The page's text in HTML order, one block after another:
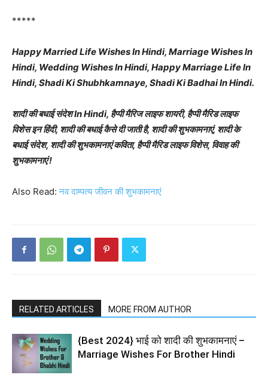
*****
Happy Married Life Wishes In Hindi, Marriage Wishes In
Hindi, Wedding Wishes In Hindi, Happy Marriage Life In
Hindi, Shadi Ki Shubhkamnaye, Shadi Ki Badhai In Hindi.
शादी की बधाई संदेश In Hindi, हैप्पी मैरिज लाइफ शायरी, हैप्पी मैरिड लाइफ
विशेस इन हिंदी, शादी की बधाई कैसे दी जाती है, शादी की शुभकामनाएं, शादी के
बधाई संदेश, शादी की शुभकामनाएं कविता, हैप्पी मैरिड लाइफ विशेस, विवाह की
शुभकामनाएं !
Also Read:नव दाम्पत्य जीवन की शुभकामनाएं
RELATED ARTICLES MORE FROM AUTHOR
{Best 2024} भाई को शादी की शुभकामनाएं –
Marriage Wishes For Brother Hindi